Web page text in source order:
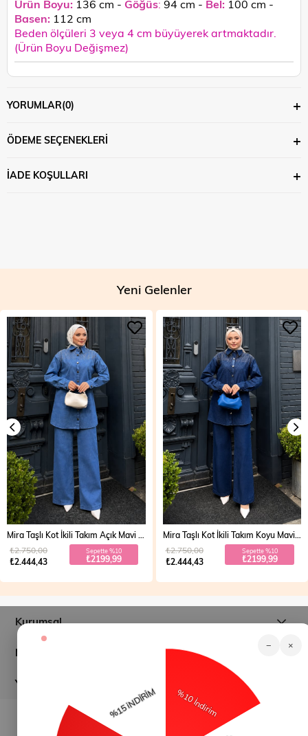
Ürün Boyu: 136 cm - Göğüs: 94 cm - Bel: 100 cm -
Basen: 112 cm
Beden ölçüleri 3 veya 4 cm büyüyerek artmaktadır.
(Ürün Boyu Değişmez)
YORUMLAR(0)
ÖDEME SEÇENEKLERI
İADE KOŞULLARI
Yeni Gelenler
₺2.444,43
₺2.750,00 Sepette %10
₺2199,99
Vera Fermuarlı Denim Takım Açık Mavi 19298
₺2.499,99
₺2.700,00 Sepette %20
₺1999,99
Kurumsal
Müşteri İlişkileri
Yardım
− ×